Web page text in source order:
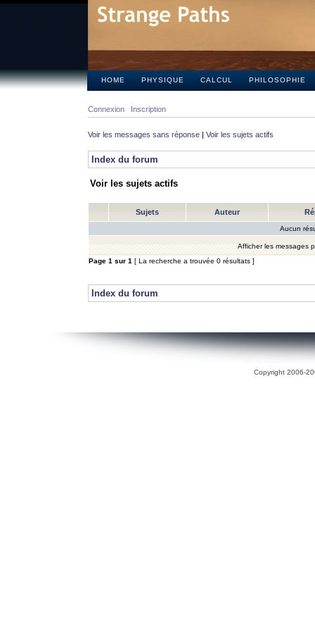
HOME PHYSIQUE CALCUL PHILOSOPHIE
Connexion Inscription
Voir les messages sans réponse | Voir les sujets actifs
Index du forum
Voir les sujets actifs
Sujets Auteur
Aucun
Afficher les messages
Page 1 sur 1 [ La recherche a trouvée 0 résultats ]
Index du forum
Copyright 2006-